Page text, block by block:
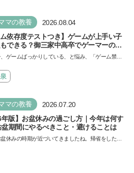
マの教養 2026.08.04
ム依存度テストつき】ゲームが上手い子
できる？御三家中高卒でゲーマーの医
智史さんが教えるゲームしながら受験
、ゲームばっかりしている、と悩み、「ゲーム禁
マの教養 2026.07.20
年版】お盆休みの過ごし方｜今年は何す
盆期間にやるべきこと・避けることは
休みの時期が近づいてきましたね。帰省をした